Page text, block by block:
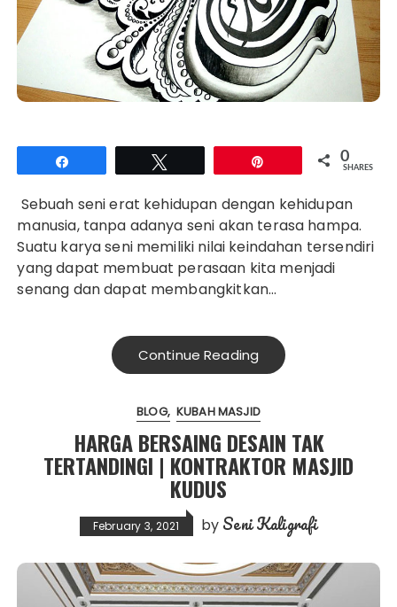
0
SHARES
Sebuah seni erat kehidupan dengan kehidupan
manusia, tanpa adanya seni akan terasa hampa.
Suatu karya seni memiliki nilai keindahan tersendiri
yang dapat membuat perasaan kita menjadi
senang dan dapat membangkitkan…
Continue Reading
BLOG KUBAH MASJID
HARGA BERSAING DESAIN TAK
TERTANDINGI | KONTRAKTOR MASJID
KUDUS
February 3, 2021 by Seni Kaligrafi